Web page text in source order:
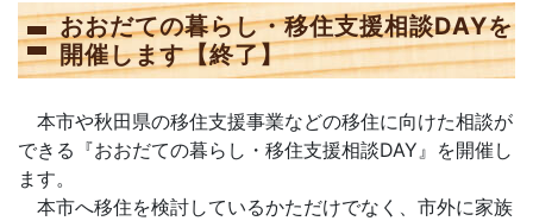
おおだての暮らし・移住支援相談DAYを
開催します【終了】
本市や秋田県の移住支援事業などの移住に向けた相談が
できる『おおだての暮らし・移住支援相談DAY』を開催し
ます。
本市へ移住を検討しているかただけでなく、市外に家族